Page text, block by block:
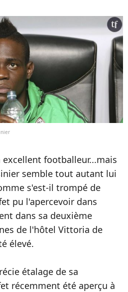
footballeur...mais
semble tout autant lui
s'est-il trompé de
pu l'apercevoir dans
dans sa deuxième
de l'hôtel Vittoria de
élevé.
étalage de sa
récemment été aperçu à